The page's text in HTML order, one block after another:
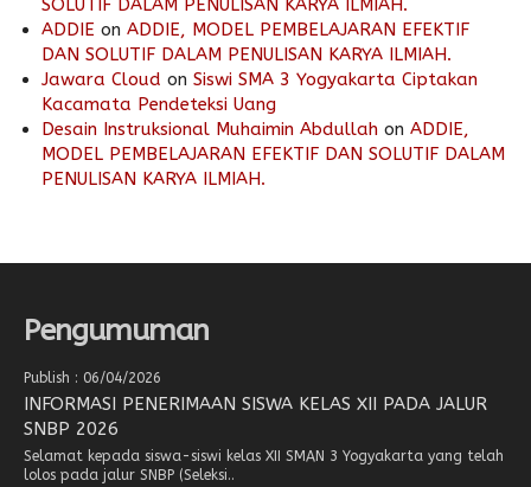
ADDIE on ADDIE, MODEL PEMBELAJARAN EFEKTIF
DAN SOLUTIF DALAM PENULISAN KARYA ILMIAH.
Jawara Cloud on Siswi SMA 3 Yogyakarta Ciptakan
Kacamata Pendeteksi Uang
Desain Instruksional Muhaimin Abdullah on ADDIE,
MODEL PEMBELAJARAN EFEKTIF DAN SOLUTIF DALAM
PENULISAN KARYA ILMIAH.
Pengumuman
Publish : 06/04/2026
INFORMASI PENERIMAAN SISWA KELAS XII PADA JALUR
SNBP 2026
Selamat kepada siswa-siswi kelas XII SMAN 3 Yogyakarta yang telah
lolos pada jalur SNBP (Seleksi..